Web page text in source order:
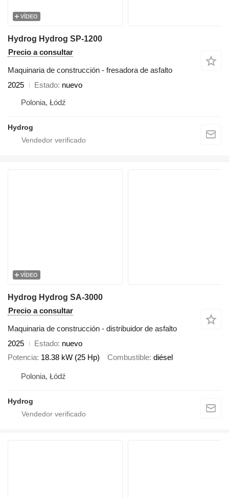
VÍDEO
Hydrog Hydrog SP-1200
Precio a consultar
Maquinaria de construcción - fresadora de asfalto
2025
Estado nuevo
Polonia, Łódź
Hydrog
VÍDEO
Hydrog Hydrog SA-3000
Precio a consultar
Maquinaria de construcción - distribuidor de asfalto
2025
Estado nuevo
Potencia 18.38 kW (25 Hp) Combustible diésel
Polonia, Łódź
Hydrog